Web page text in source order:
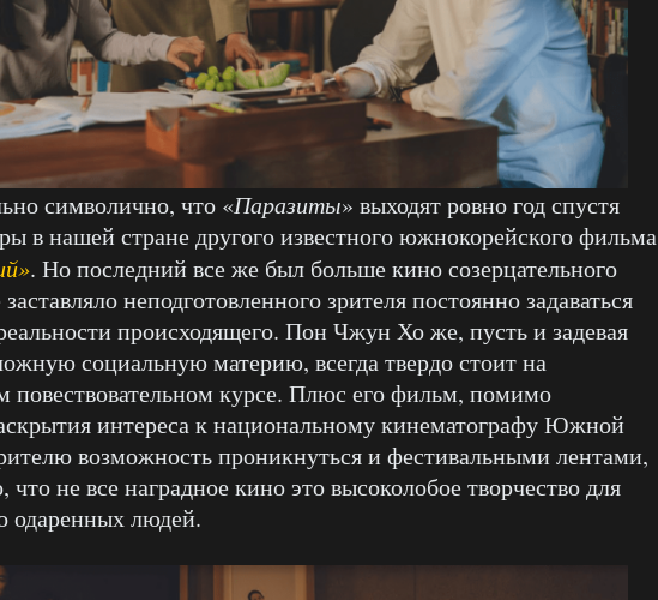
символично, что «Паразиты» выходят ровно год спустя
в нашей стране другого известного южнокорейского фильма
. Но последний все же был больше кино созерцательного
неподготовленного зрителя постоянно задаваться
происходящего. Пон Чжун Хо же, пусть и задевая
социальную материю, всегда твердо стоит на
повествовательном курсе. Плюс его фильм, помимо
интереса к национальному кинематографу Южной
возможность проникнуться и фестивальными лентами,
что не все наградное кино это высоколобое творчество для
одаренных людей.